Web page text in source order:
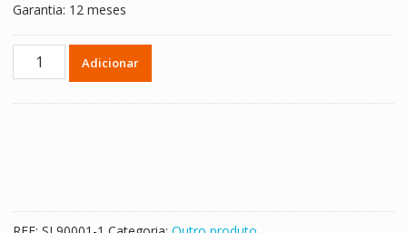
Garantia: 12 meses
Quantidade
Adicionar